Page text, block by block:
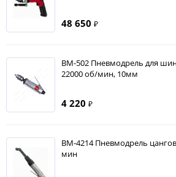
48 650 ₽
BM-502 Пневмодрель для
22000 об/мин, 10мм
4 220 ₽
BM-4214 Пневмодрель
мин